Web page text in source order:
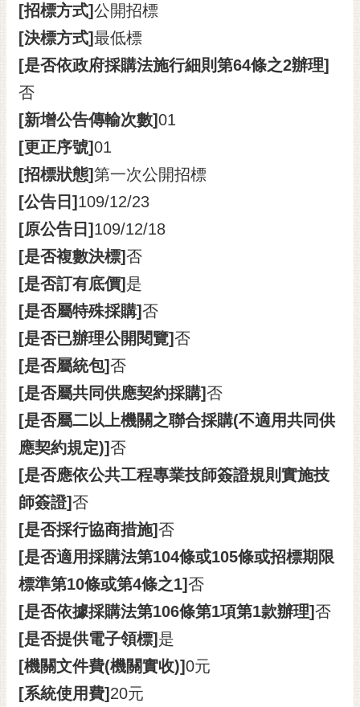
位
置
[招標方式]公開招標
[決標方式]最低標
[是否依政府採購法施行細則第64條之2辦理]
否
[新增公告傳輸次數]01
[更正序號]01
[招標狀態]第一次公開招標
[公告日] 109/12/23
[原公告日] 109/12/18
[是否複數決標]否
[是否訂有底價] 是
[是否屬特殊採購]否
[是否已辦理公開閱覽]否
[是否屬統包]否
[是否屬共同供應契約採購]否
[是否屬二以上機關之聯合採購(不適用共同供
應契約規定)]否
[是否應依公共工程專業技師簽證規則實施技
師簽證]否
[是否採行協商措施]否
[是否適用採購法第104條或105條或招標期限
標準第10條或第4條之1]否
[是否依據採購法第106條第1項第1款辦理]否
[是否提供電子領標] 是
[機關文件費(機關實收)]0元
[系統使用費] 20元